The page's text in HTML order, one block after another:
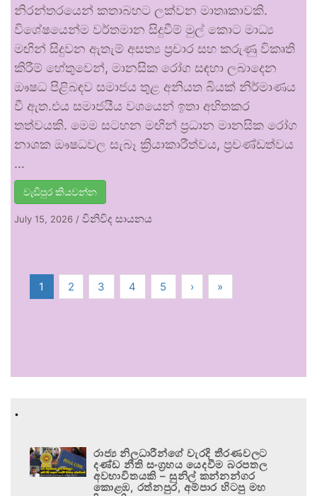
නිරන්තරයෙන් කතාබහට ලක්වන මාතෘකාවකි.
විශේෂයෙන්ම වර්තමාන සිදුවීම් මුල් කොට මාධ්‍ය
මඟින් සිදුවන ඇතැම් අසත්‍ය ප්‍රචාර සහ කරුණු විකෘති
කිරීම් හේතුවෙන්, මානසික රෝග සඳහා ලබාදෙන
ඖෂධ පිළිබඳව සමාජය තුළ අනියත බියක් නිර්මාණය
වී ඇත.එය සමාජයීය වශයෙන් ඉතා අහිතකර
තත්වයකි. මෙම සටහන මඟින් ප්‍රධාන මානසික රෝග
නාශක ඖෂධවල සැබෑ ක්‍රියාකාරීත්වය, ප්‍රචණ්ඩත්වය
…
වැඩිපුර කියවන්න
July 15, 2026 / විනිවිද සායනය
1 2 3 4 5 › »
.
රාජ්‍ය නිලධාරීන්ගේ වැරදි තීරණවලට
දණ්ඩ නීති සංග්‍රහය යෙදවීම බරපතල
අවභාවිතයකි – සුනිල් කන්නන්ගර
කොළඹ, රත්නපුර, අම්පාර හිටපු මහ